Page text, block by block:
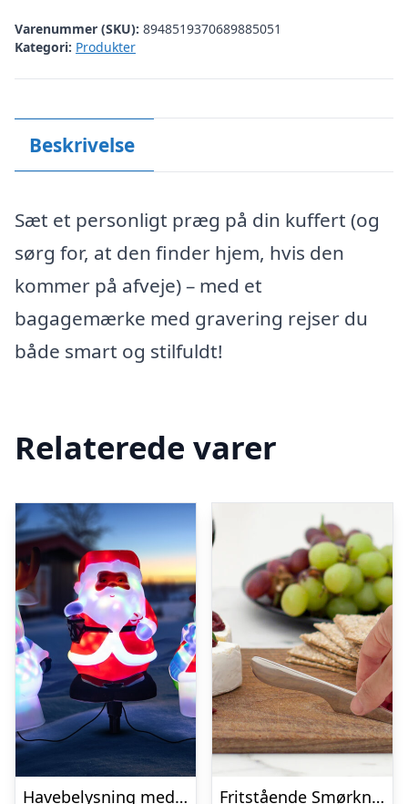
Varenummer (SKU): 8948519370689885051
Kategori: Produkter
Beskrivelse
Sæt et personligt præg på din kuffert (og
sørg for, at den finder hjem, hvis den
kommer på afveje) – med et
bagagemærke med gravering rejser du
både smart og stilfuldt!
Relaterede varer
Havebelysning med Julefigurer
Fritstående Smørkniv – Rustfrit Stål – Bosign